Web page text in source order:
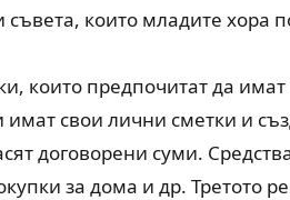
които младите хора
които предпочитат да
свои лични сметки и
договорени суми.
за дома и др.